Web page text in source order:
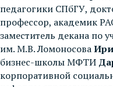
педагогики СПбГУ,
профессор, академик
заместитель декана по
им. М.В. Ломоносова
бизнес-школы МФТИ
корпоративной